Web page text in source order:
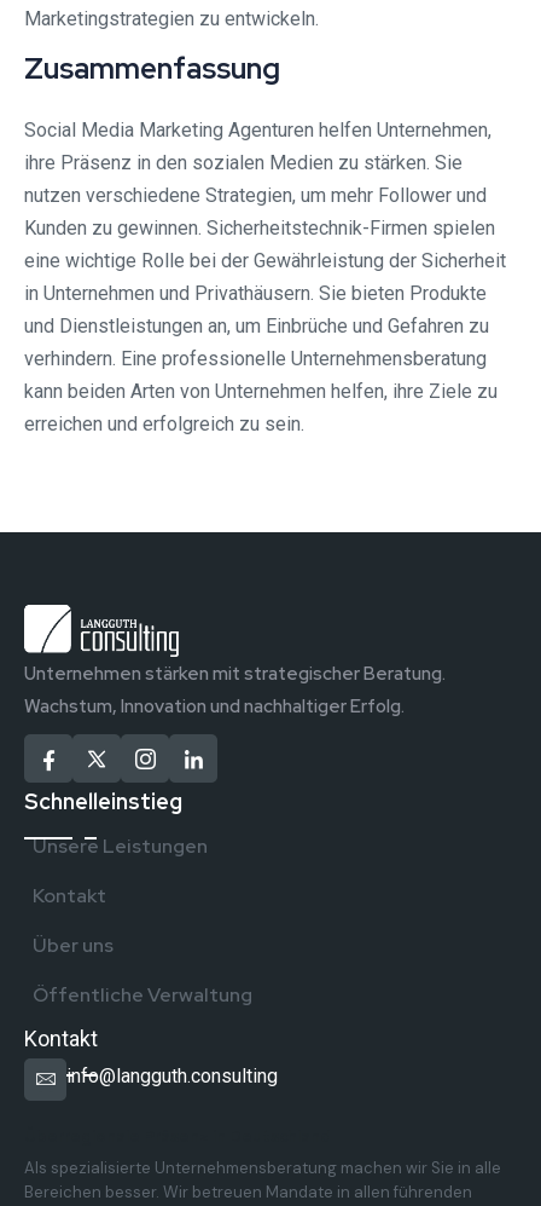
Marketingstrategien zu entwickeln.
Zusammenfassung
Social Media Marketing Agenturen helfen Unternehmen,
ihre Präsenz in den sozialen Medien zu stärken. Sie
nutzen verschiedene Strategien, um mehr Follower und
Kunden zu gewinnen. Sicherheitstechnik-Firmen spielen
eine wichtige Rolle bei der Gewährleistung der Sicherheit
in Unternehmen und Privathäusern. Sie bieten Produkte
und Dienstleistungen an, um Einbrüche und Gefahren zu
verhindern. Eine professionelle Unternehmensberatung
kann beiden Arten von Unternehmen helfen, ihre Ziele zu
erreichen und erfolgreich zu sein.
Unternehmen stärken mit strategischer Beratung.
Wachstum, Innovation und nachhaltiger Erfolg.
Schnelleinstieg
Unsere Leistungen
Kontakt
Über uns
Öffentliche Verwaltung
Kontakt
info@langguth.consulting
Als spezialisierte Unternehmensberatung machen wir Sie in alle
Bereichen besser. Wir betreuen Mandate in allen führenden